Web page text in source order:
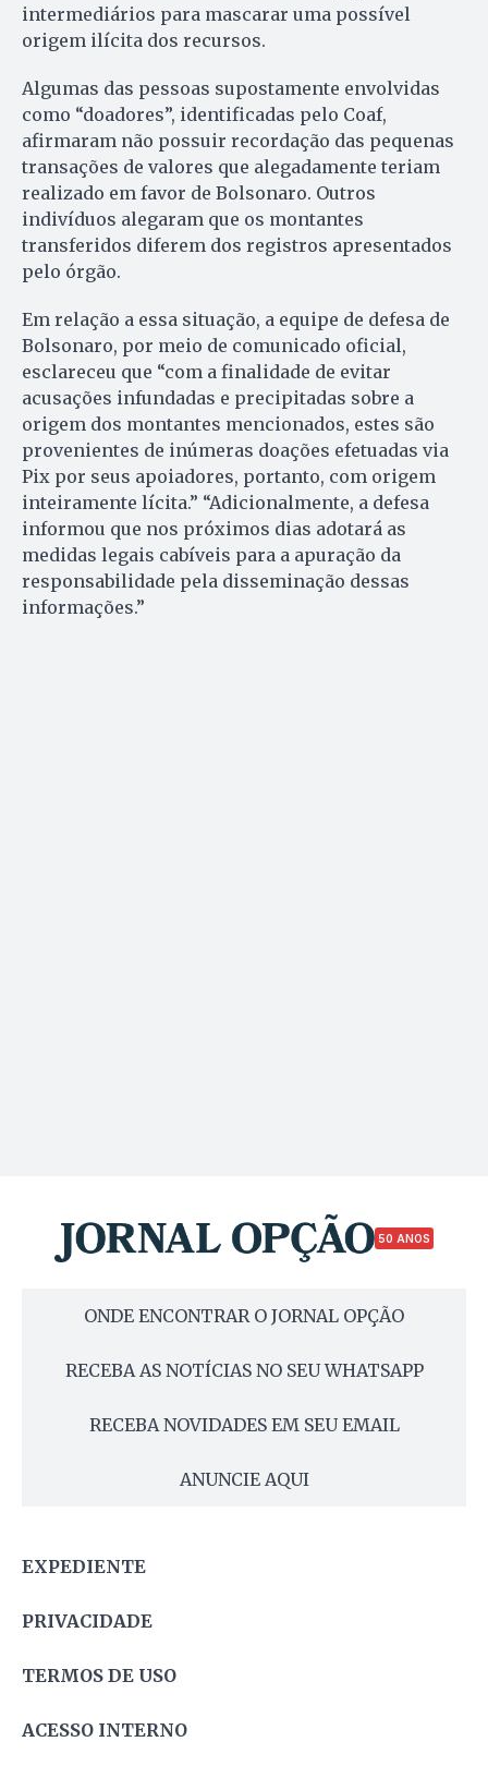
intermediários para mascarar uma possível
origem ilícita dos recursos.
Algumas das pessoas supostamente envolvidas
como “doadores”, identificadas pelo Coaf,
afirmaram não possuir recordação das pequenas
transações de valores que alegadamente teriam
realizado em favor de Bolsonaro. Outros
indivíduos alegaram que os montantes
transferidos diferem dos registros apresentados
pelo órgão.
Em relação a essa situação, a equipe de defesa de
Bolsonaro, por meio de comunicado oficial,
esclareceu que “com a finalidade de evitar
acusações infundadas e precipitadas sobre a
origem dos montantes mencionados, estes são
provenientes de inúmeras doações efetuadas via
Pix por seus apoiadores, portanto, com origem
inteiramente lícita.” “Adicionalmente, a defesa
informou que nos próximos dias adotará as
medidas legais cabíveis para a apuração da
responsabilidade pela disseminação dessas
informações.”
50 ANOS
ONDE ENCONTRAR O JORNAL OPÇÃO
RECEBA AS NOTÍCIAS NO SEU WHATSAPP
RECEBA NOVIDADES EM SEU EMAIL
ANUNCIE AQUI
EXPEDIENTE
PRIVACIDADE
TERMOS DE USO
ACESSO INTERNO